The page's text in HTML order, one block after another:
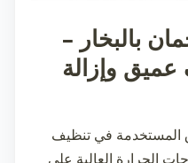
بالبخار –
وإزالة
المستخدمة في تنظيف
الحرارة العالية على